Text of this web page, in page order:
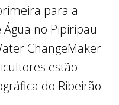
para a
no Pipiripau
ChangeMaker
estão
do Ribeirão